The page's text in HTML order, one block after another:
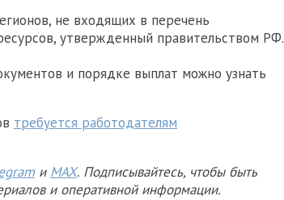
не входящих в перечень
утвержденный правительством РФ.
и порядке выплат можно узнать
требуется работодателям
и MAX. Подписывайтесь, чтобы быть
и оперативной информации.